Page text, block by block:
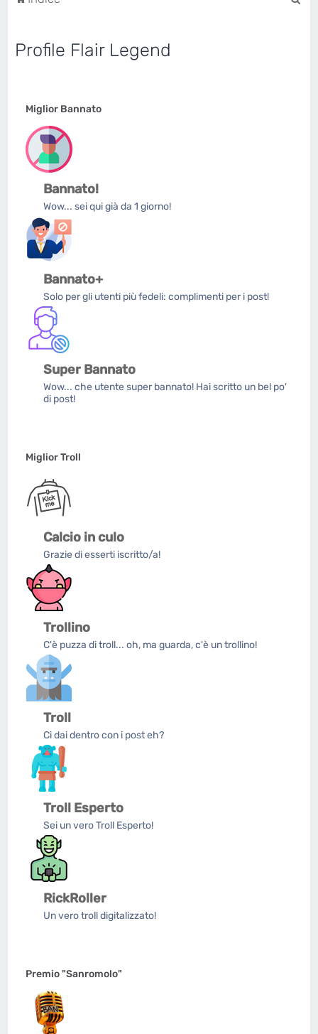
Profile Flair Legend
Miglior Bannato
Bannato!
Wow... sei qui già da 1 giorno!
Bannato+
Solo per gli utenti più fedeli: complimenti per i post!
Super Bannato
Wow... che utente super bannato! Hai scritto un bel po'
di post!
Miglior Troll
Calcio in culo
Grazie di esserti iscritto/a!
Trollino
C'è puzza di troll... oh, ma guarda, c'è un trollino!
Troll
Ci dai dentro con i post eh?
Troll Esperto
Sei un vero Troll Esperto!
RickRoller
Un vero troll digitalizzato!
Premio "Sanromolo"